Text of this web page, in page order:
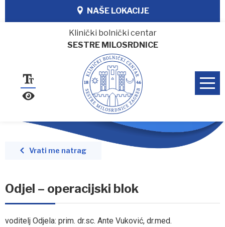
NAŠE LOKACIJE
Klinički bolnički centar
SESTRE MILOSRDNICE
Vrati me natrag
Odjel – operacijski blok
voditelj Odjela: prim. dr.sc. Ante Vuković, dr.med.